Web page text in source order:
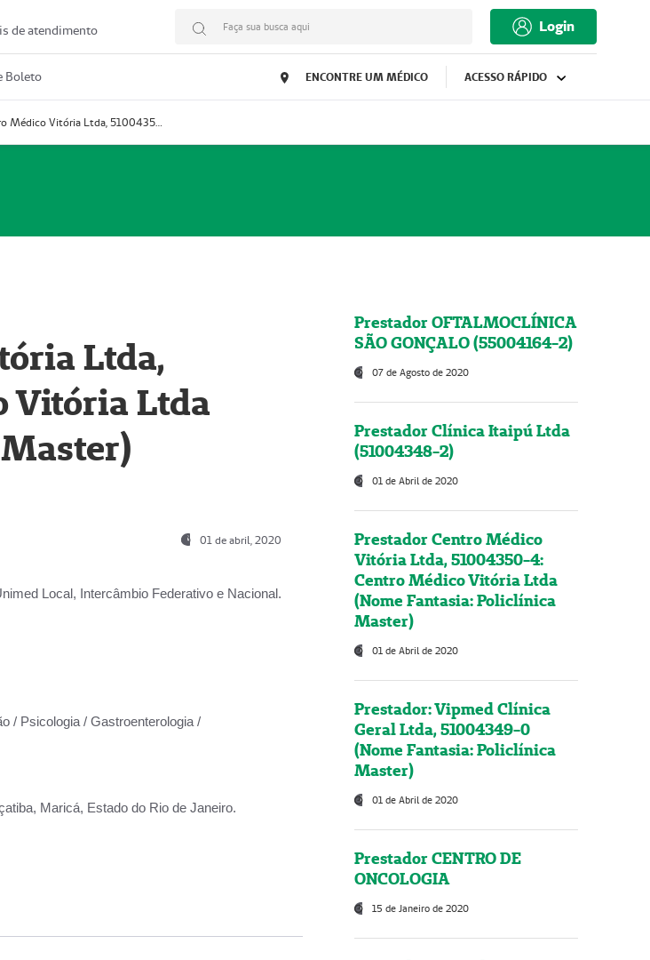
de atendimento Faça sua busca aqui Login
Boleto ENCONTRE UM MÉDICO ACESSO RÁPIDO
Prestador Centro Médico Vitória Ltda, 51004350-4: Centro Médico Vitória Ltda (Nome Fantasia: Policlínica Master)
Ltda,
Vitória Ltda
01 de abril, 2020
Local, Intercâmbio Federativo e Nacional.
/ Psicologia / Gastroenterologia /
Maricá, Estado do Rio de Janeiro.
Prestador OFTALMOCLÍNICA
SÃO GONÇALO (55004164-2)
07 de Agosto de 2020
Prestador Clínica Itaipú Ltda
(51004348-2)
01 de Abril de 2020
Prestador Centro Médico
Vitória Ltda, 51004350-4:
Centro Médico Vitória Ltda
(Nome Fantasia: Policlínica
Master)
01 de Abril de 2020
Prestador: Vipmed Clínica
Geral Ltda, 51004349-0
(Nome Fantasia: Policlínica
Master)
01 de Abril de 2020
Prestador CENTRO DE
ONCOLOGIA
15 de Janeiro de 2020